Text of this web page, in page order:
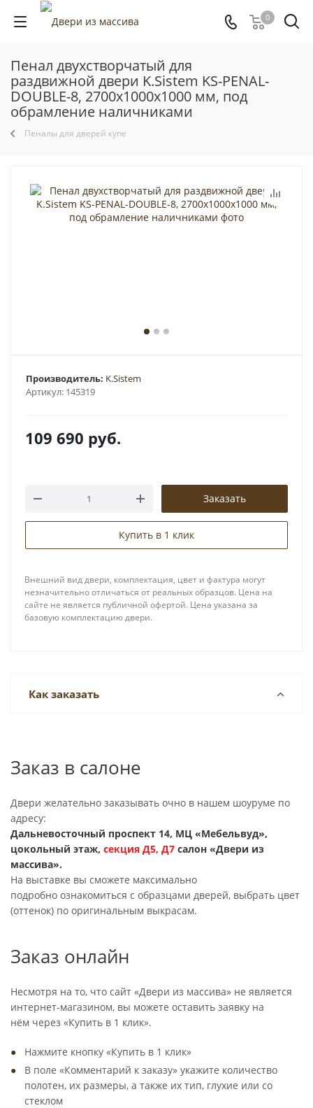
0
Пенал двухстворчатый для
раздвижной двери K.Sistem KS-PENAL-
DOUBLE-8, 2700x1000x1000 мм, под
обрамление наличниками
Пеналы для дверей купе
Артикул: 145319
Производитель: K.Sistem
109 690 руб.
Заказать
Купить в 1 клик
Внешний вид двери, комплектация, цвет и фактура могут
незначительно отличаться от реальных образцов. Цена на
сайте не является публичной офертой. Цена указана за
базовую комплектацию двери.
Как заказать
Заказ в салоне
Двери желательно заказывать очно в нашем шоуруме по
адресу:
Дальневосточный проспект 14, МЦ «Мебельвуд»,
цокольный этаж, секция Д5, Д7 салон «Двери из
массива».
На выставке вы сможете максимально
подробно ознакомиться с образцами дверей, выбрать цвет
(оттенок) по оригинальным выкрасам.
Заказ онлайн
Несмотря на то, что сайт «Двери из массива» не является
интернет-магазином, вы можете оставить заявку на
нём через «Купить в 1 клик».
Нажмите кнопку «Купить в 1 клик»
В поле «Комментарий к заказу» укажите количество
полотен, их размеры, а также их тип, глухие или со
стеклом